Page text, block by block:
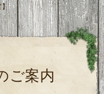
】
案内